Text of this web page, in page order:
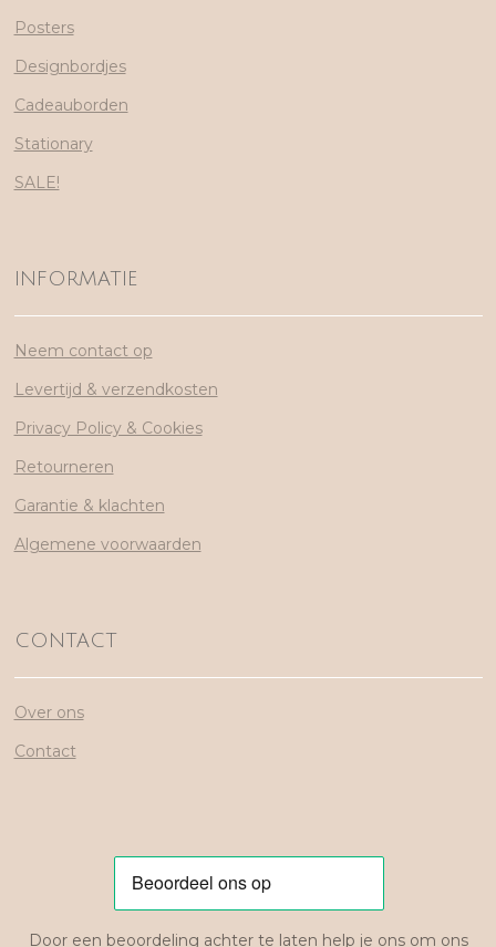
Posters
Designbordjes
Cadeauborden
Stationary
SALE!
INFORMATIE
Neem contact op
Levertijd & verzendkosten
Privacy Policy & Cookies
Retourneren
Garantie & klachten
Algemene voorwaarden
CONTACT
Over ons
Contact
Door een beoordeling achter te laten help je ons om ons